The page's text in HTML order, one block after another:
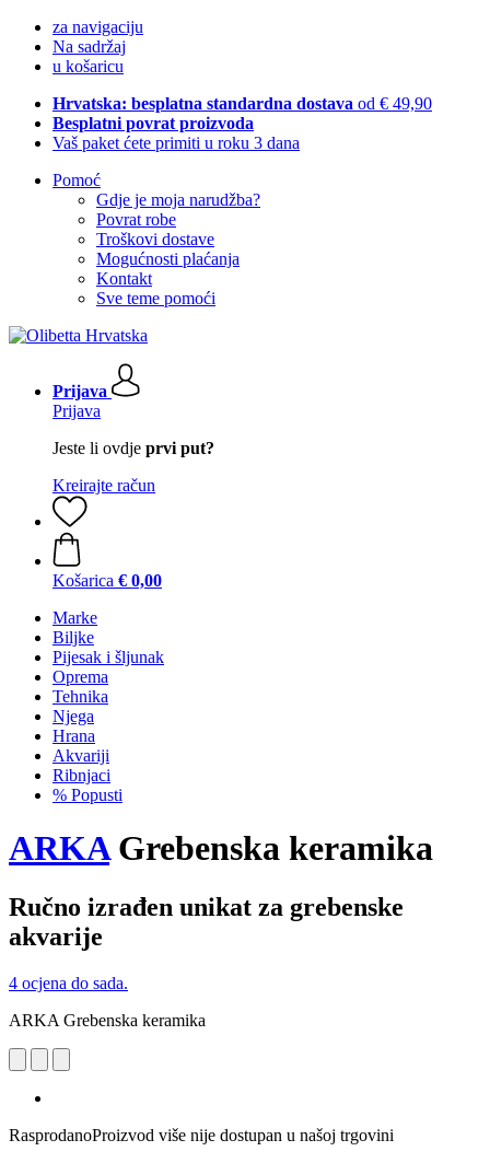
za navigaciju
Na sadržaj
u košaricu
Hrvatska: besplatna standardna dostava od € 49,90
Besplatni povrat proizvoda
Vaš paket ćete primiti u roku 3 dana
Pomoć
Gdje je moja narudžba?
Povrat robe
Troškovi dostave
Mogućnosti plaćanja
Kontakt
Sve teme pomoći
Prijava
Prijava
Jeste li ovdje prvi put?
Kreirajte račun
Košarica € 0,00
Marke
Biljke
Pijesak i šljunak
Oprema
Tehnika
Njega
Hrana
Akvariji
Ribnjaci
% Popusti
ARKAGrebenska keramika
Ručno izrađen unikat za grebenske
akvarije
4 ocjena do sada.
ARKA Grebenska keramika
RasprodanoProizvod više nije dostupan u našoj trgovini